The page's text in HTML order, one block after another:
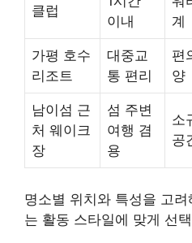
클럽
이내
계
가평 호수
리조트
대중교
통 편리
편
양
남이섬 근
처 웨이크
장
섬 주변
여행 겸
용
소
공
명소별 위치와 특성을 고
는 활동 스타일에 맞게 선